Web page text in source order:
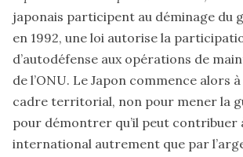
japonais participent au déminage du
en 1992, une loi autorise la
d’autodéfense aux opérations de
de l’ONU. Le Japon commence alors
cadre territorial, non pour mener la
pour démontrer qu’il peut contribuer
international autrement que par